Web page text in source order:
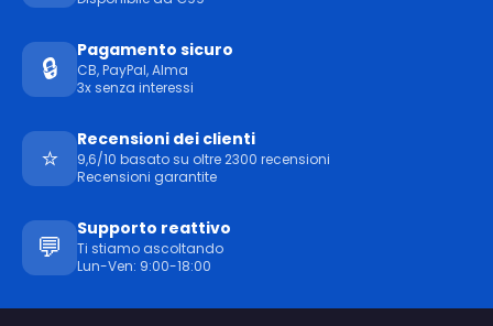
🔒
Pagamento sicuro
CB, PayPal, Alma
3x senza interessi
⭐
Recensioni dei clienti
9,6/10 basato su oltre 2300 recensioni
Recensioni garantite
💬
Supporto reattivo
Ti stiamo ascoltando
Lun-Ven: 9:00-18:00